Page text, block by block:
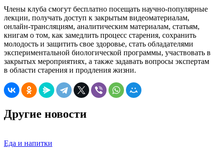
Члены клуба смогут бесплатно посещать научно-популярные
лекции, получать доступ к закрытым видеоматериалам,
онлайн-трансляциям, аналитическим материалам, статьям,
книгам о том, как замедлить процесс старения, сохранить
молодость и защитить свое здоровье, стать обладателями
экспериментальной биологической программы, участвовать в
закрытых мероприятиях, а также задавать вопросы экспертам
в области старения и продления жизни.
Другие новости
Еда и напитки